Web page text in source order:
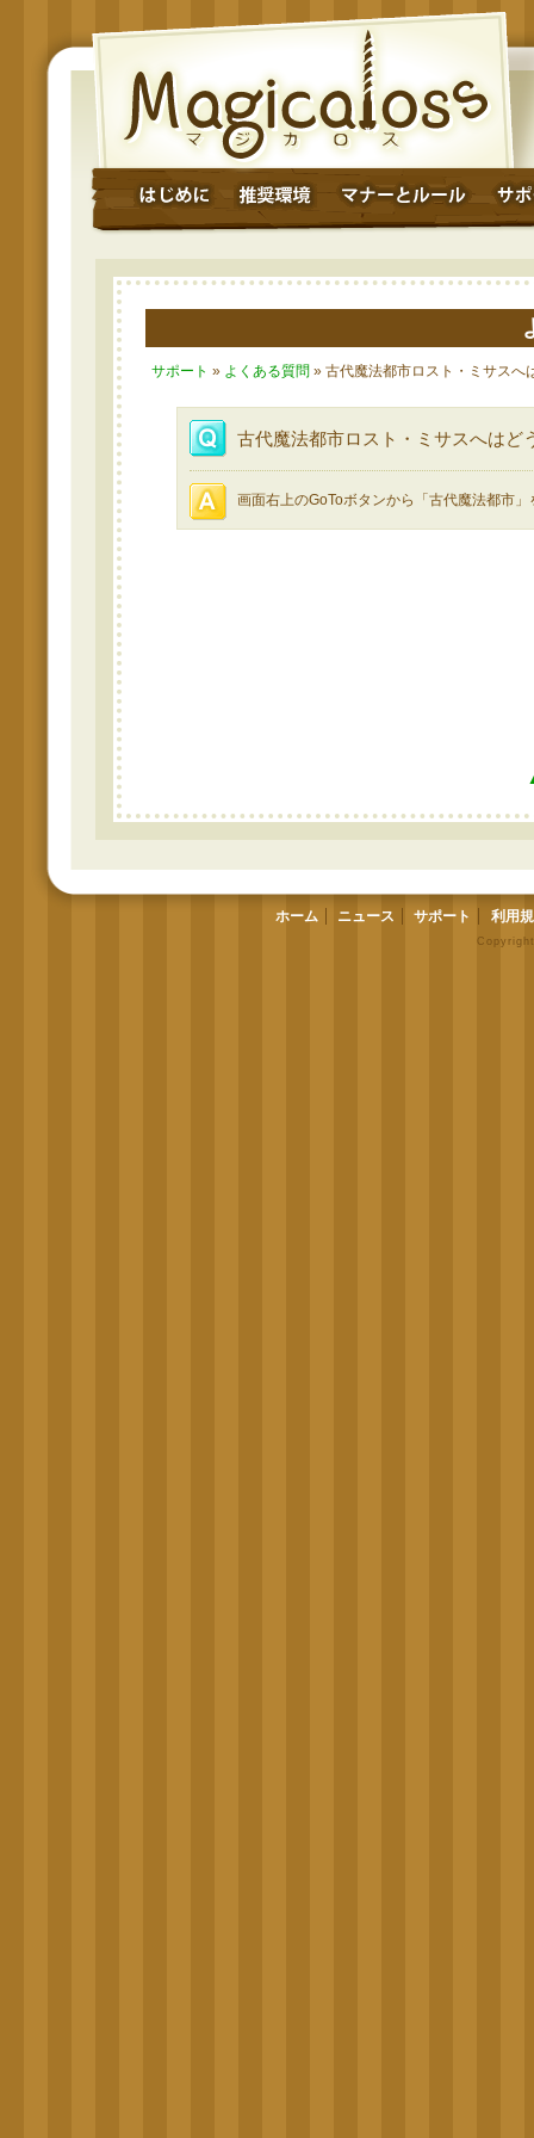
サポート » よくある質問 » 古代魔法都市ロスト・ミサスへ
古代魔法都市ロスト・ミサスへはど
画面右上のGoToボタンから「古代魔法都市
ホーム ニュース サポート 利用